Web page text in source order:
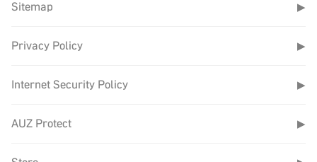
Sitemap ▶
Privacy Policy ▶
Internet Security Policy ▶
AUZ Protect ▶